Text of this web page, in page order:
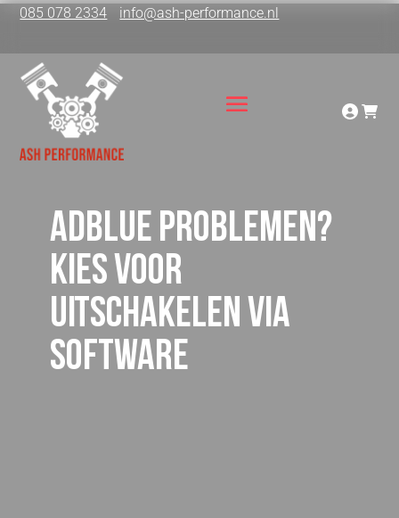
085 078 2334 info@ash-performance.nl
Adblue problemen?
Kies voor
uitschakelen via
software